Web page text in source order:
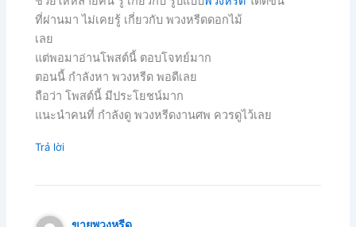
ที่ผ่านมา ไม่เคยรู้ เกี่ยวกับ พวงหรีดดอกไม้
เลย
แต่พอมาอ่านโพสต์นี้ ตอบโจทย์มาก
ตอนนี้ กำลังหา พวงหรีด พอดีเลย
ถือว่า โพสต์นี้ มีประโยชน์มาก
แนะนำคนที่ กำลังดู พวงหรีดงานศพ ควรดูไว้เลย
Trả lời
ขายพวงหรีด